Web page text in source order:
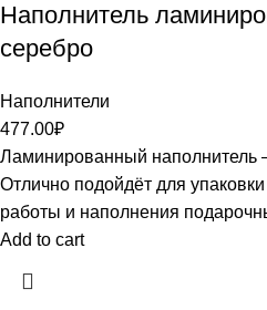
Наполнитель
серебро
Наполнители
477.00₽
Ламинированный наполнитель
Отлично подойдёт для
работы и наполнения
Add to cart